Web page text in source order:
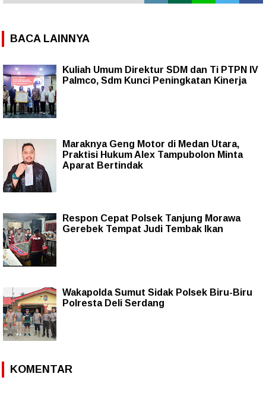
BACA LAINNYA
Kuliah Umum Direktur SDM dan Ti PTPN IV
Palmco, Sdm Kunci Peningkatan Kinerja
Maraknya Geng Motor di Medan Utara,
Praktisi Hukum Alex Tampubolon Minta
Aparat Bertindak
Respon Cepat Polsek Tanjung Morawa
Gerebek Tempat Judi Tembak Ikan
Wakapolda Sumut Sidak Polsek Biru-Biru
Polresta Deli Serdang
KOMENTAR